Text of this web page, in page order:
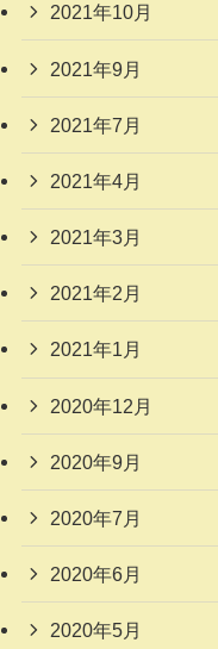
2021年10月
2021年9月
2021年7月
2021年4月
2021年3月
2021年2月
2021年1月
2020年12月
2020年9月
2020年7月
2020年6月
2020年5月